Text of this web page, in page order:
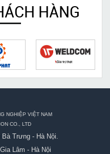
HÀNG
NGHIỆP VIỆT NAM
CO., LTD
Trưng - Hà Nội.
Lâm - Hà Nội